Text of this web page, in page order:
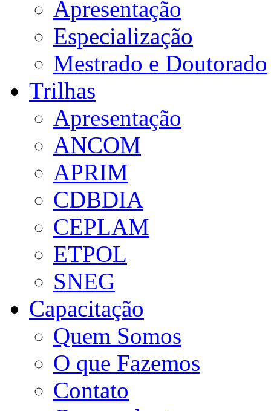
Apresentação
Especialização
Mestrado e Doutorado
Trilhas
Apresentação
ANCOM
APRIM
CDBDIA
CEPLAM
ETPOL
SNEG
Capacitação
Quem Somos
O que Fazemos
Contato